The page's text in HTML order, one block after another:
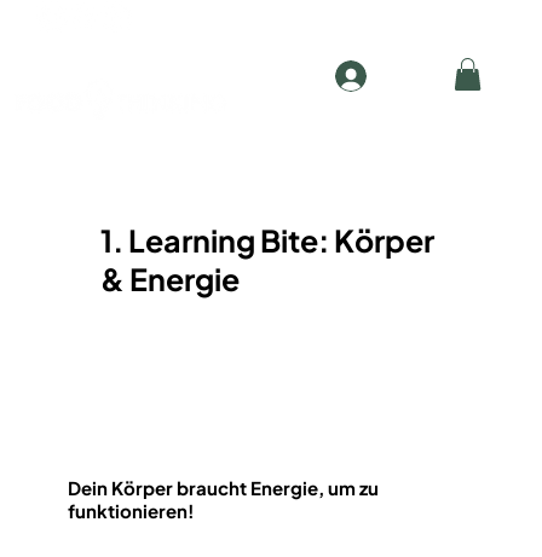
1. Learning Bite: Körper
& Energie
Dein Körper braucht Energie, um zu
funktionieren!